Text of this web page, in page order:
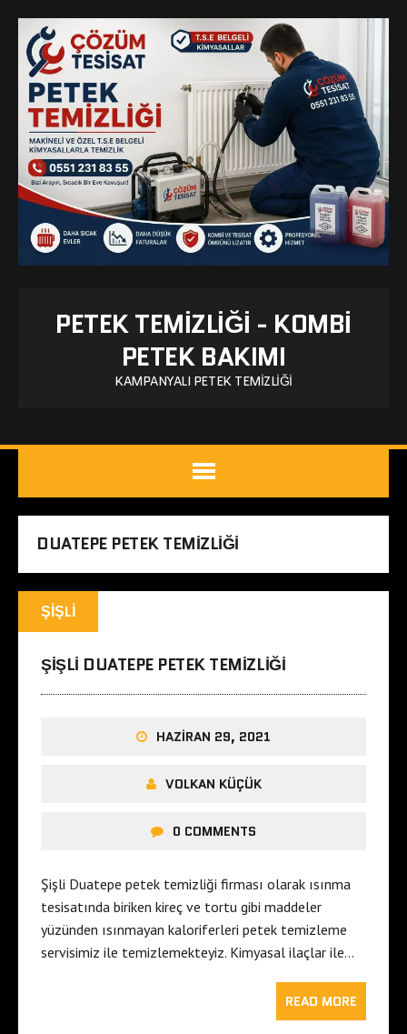
PETEK TEMIZLIĞI - KOMBI
PETEK BAKIMI
KAMPANYALI PETEK TEMIZLIĞI
DUATEPE PETEK TEMIZLIĞI
ŞIŞLI
ŞIŞLI DUATEPE PETEK TEMIZLIĞI
HAZIRAN 29, 2021
VOLKAN KÜÇÜK
0 COMMENTS
Şişli Duatepe petek temizliği firması olarak ısınma
tesisatında biriken kireç ve tortu gibi maddeler
yüzünden ısınmayan kaloriferleri petek temizleme
servisimiz ile temizlemekteyiz. Kimyasal ilaçlar ile…
READ MORE